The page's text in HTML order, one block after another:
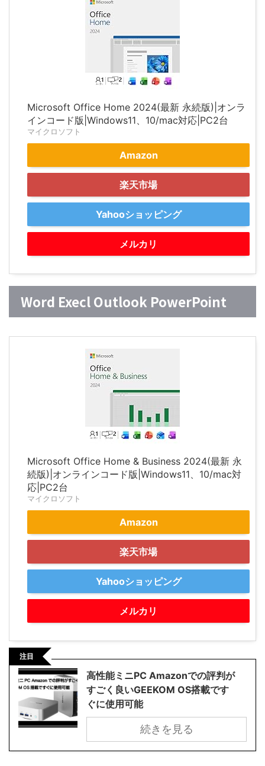
Microsoft Office Home 2024(最新 永続版)|オンラ
インコード版|Windows11、10/mac対応|PC2台
マイクロソフト
Amazon
楽天市場
Yahooショッピング
メルカリ
Word Execl Outlook PowerPoint
Microsoft Office Home & Business 2024(最新 永
続版)|オンラインコード版|Windows11、10/mac対
応|PC2台
マイクロソフト
Amazon
楽天市場
Yahooショッピング
メルカリ
注目
高性能ミニPC Amazonでの評判が
すごく良いGEEKOM OS搭載です
ぐに使用可能
続きを見る